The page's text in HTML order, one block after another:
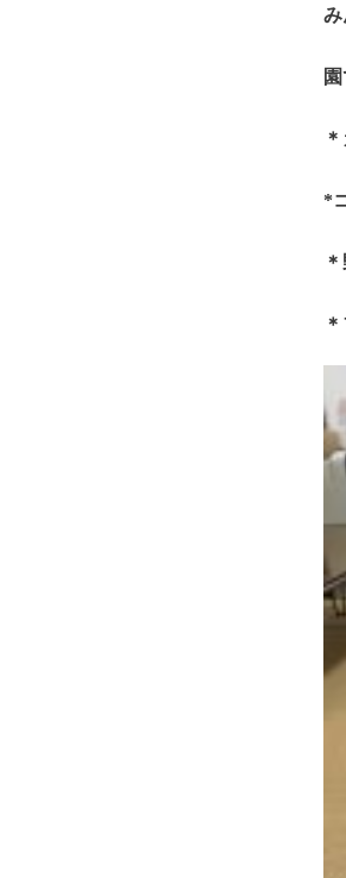
み
*